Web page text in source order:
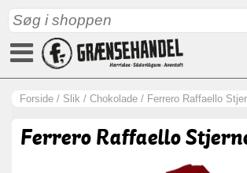
Forside / Slik / Chokolade / Ferrero Raffaello
Ferrero Raffaello